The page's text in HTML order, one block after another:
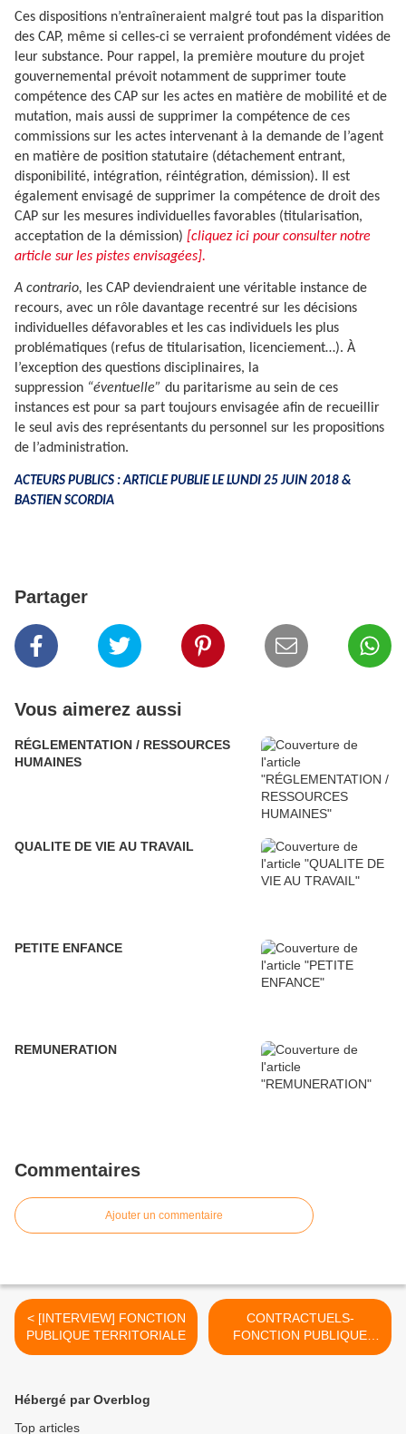
Ces dispositions n’entraîneraient malgré tout pas la disparition
des CAP, même si celles-ci se verraient profondément vidées de
leur substance. Pour rappel, la première mouture du projet
gouvernemental prévoit notamment de supprimer toute
compétence des CAP sur les actes en matière de mobilité et de
mutation, mais aussi de supprimer la compétence de ces
commissions sur les actes intervenant à la demande de l’agent
en matière de position statutaire (détachement entrant,
disponibilité, intégration, réintégration, démission). Il est
également envisagé de supprimer la compétence de droit des
CAP sur les mesures individuelles favorables (titularisation,
acceptation de la démission) [cliquez ici pour consulter notre
article sur les pistes envisagées].
A contrario, les CAP deviendraient une véritable instance de
recours, avec un rôle davantage recentré sur les décisions
individuelles défavorables et les cas individuels les plus
problématiques (refus de titularisation, licenciement…). À
l’exception des questions disciplinaires, la
suppression “éventuelle” du paritarisme au sein de ces
instances est pour sa part toujours envisagée afin de recueillir
le seul avis des représentants du personnel sur les propositions
de l’administration.
ACTEURS PUBLICS : ARTICLE PUBLIE LE LUNDI 25 JUIN 2018 &
BASTIEN SCORDIA
Partager
Vous aimerez aussi
RÉGLEMENTATION / RESSOURCES
HUMAINES
QUALITE DE VIE AU TRAVAIL
PETITE ENFANCE
REMUNERATION
Commentaires
Ajouter un commentaire
< [INTERVIEW] FONCTION
PUBLIQUE TERRITORIALE
CONTRACTUELS-
FONCTION PUBLIQUE
TERRITORIALE >
Hébergé par Overblog
Top articles